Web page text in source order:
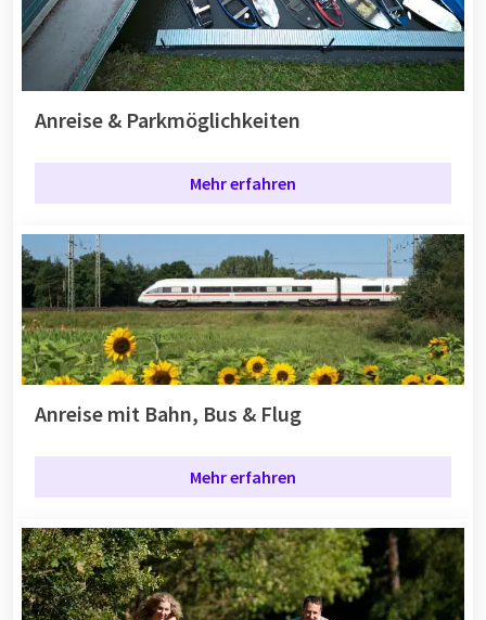
Anreise & Parkmöglichkeiten
Mehr erfahren
Anreise mit Bahn, Bus & Flug
Mehr erfahren